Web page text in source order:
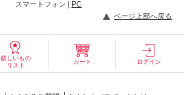
スマートフォン | PC
ページ上部へ戻る
欲しいもの
リスト
カート ログイン